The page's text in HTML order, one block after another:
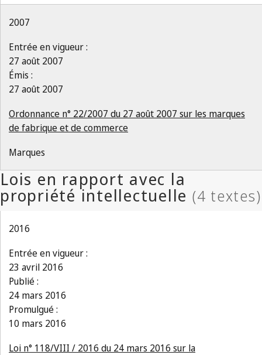
2007
Entrée en vigueur :
27 août 2007
Émis :
27 août 2007
Ordonnance n° 22/2007 du 27 août 2007 sur les marques
de fabrique et de commerce
Marques
2016
Entrée en vigueur :
23 avril 2016
Publié :
24 mars 2016
Promulgué :
10 mars 2016
Loi n° 118/VIII / 2016 du 24 mars 2016 sur la